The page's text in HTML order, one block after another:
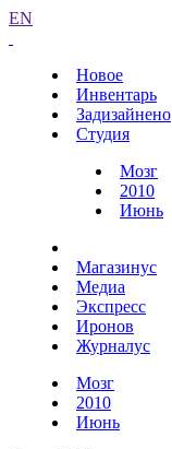
EN
Новое
Инвентарь
Задизайнено
Студия
Мозг
2010
Июнь
Магазинус
Медиа
Экспресс
Иронов
Журналус
Мозг
2010
Июнь